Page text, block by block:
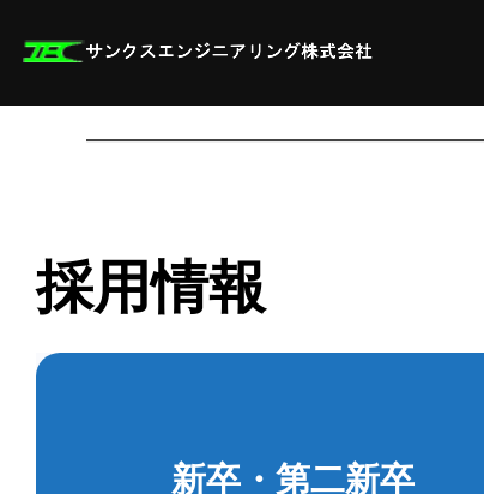
キ
採用情報
新卒・第二新卒